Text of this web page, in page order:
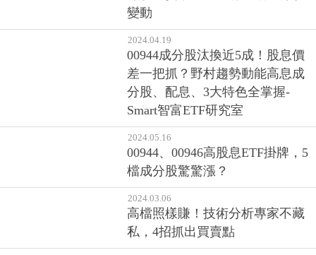
2025.09.17
分股不變，009802有24檔成分股
變動
2024.04.19
00944成分股汰換近5成！股息價
分股、配息、3大特色全掌握-
Smart智富ETF研究室
2024.05.16
00944、00946高股息ETF掛牌，5
檔成分股驚驚漲？
2024.03.06